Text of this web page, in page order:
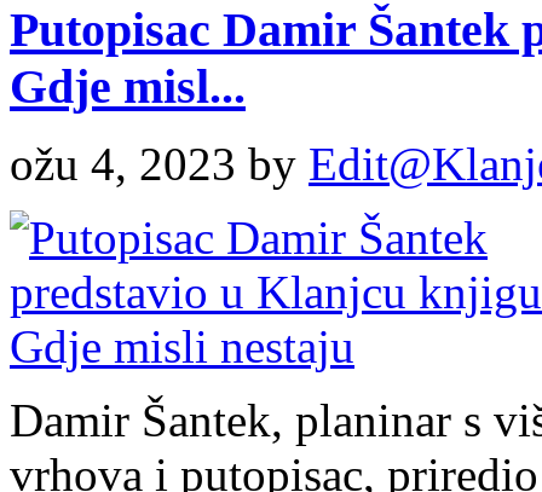
Putopisac Damir
Gdje misl...
ožu 4, 2023 by
Damir Šantek, planinar s
vrhova i putopisac,